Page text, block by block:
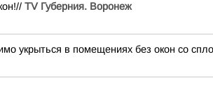
TV Губерния. Воронеж
укрыться в помещениях без окон со